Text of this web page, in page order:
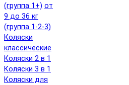
(группа 1+) от
9 до 36 кг
(группа 1-2-3)
Коляски
классические
Коляски 2 в 1
Коляски 3 в 1
Коляски для